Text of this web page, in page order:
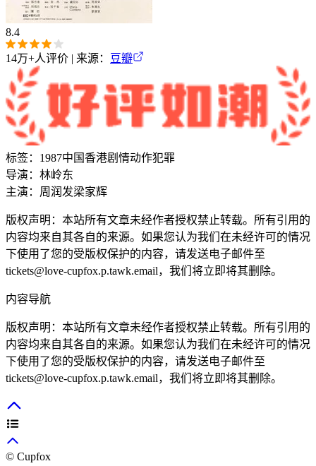
8.4
14万+人评价 | 来源： 豆瓣
标签： 1987中国香港剧情动作犯罪
导演： 林岭东
主演： 周润发梁家辉
版权声明：本站所有文章未经作者授权禁止转载。所有引用的
内容均来自其各自的来源。如果您认为我们在未经许可的情况
下使用了您的受版权保护的内容，请发送电子邮件至
tickets@love-cupfox.p.tawk.email，我们将立即将其删除。
内容导航
版权声明：本站所有文章未经作者授权禁止转载。所有引用的
内容均来自其各自的来源。如果您认为我们在未经许可的情况
下使用了您的受版权保护的内容，请发送电子邮件至
tickets@love-cupfox.p.tawk.email，我们将立即将其删除。
© Cupfox